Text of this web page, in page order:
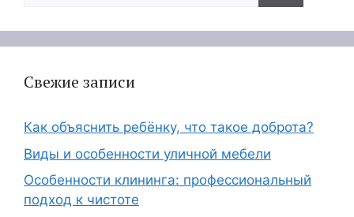
Свежие записи
Как объяснить ребёнку, что такое доброта?
Виды и особенности уличной мебели
Особенности клининга: профессиональный
подход к чистоте